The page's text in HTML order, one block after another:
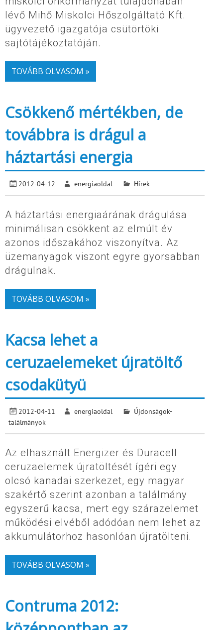
lévő Mihő Miskolci Hőszolgáltató Kft.
ügyvezető igazgatója csütörtöki
sajtótájékoztatóján.
TOVÁBB OLVASOM »
Csökkenő mértékben, de
továbbra is drágul a
háztartási energia
2012-04-12 energiaoldal Hírek
A háztartási energiaárának drágulása
minimálisan csökkent az elmúlt év
azonos időszakához viszonyítva. Az
üzemanyagok viszont egyre gyorsabban
drágulnak.
TOVÁBB OLVASOM »
Kacsa lehet a
ceruzaelemeket újratöltő
csodakütyü
2012-04-11 energiaoldal
Újdonságok-
találmányok
Az elhasznált Energizer és Duracell
ceruzaelemek újratöltését ígéri egy
olcsó kanadai szerkezet, egy magyar
szakértő szerint azonban a találmány
egyszerű kacsa, mert egy szárazelemet
működési elvéből adódóan nem lehet az
akkumulátorhoz hasonlóan újratölteni.
TOVÁBB OLVASOM »
Contruma 2012: